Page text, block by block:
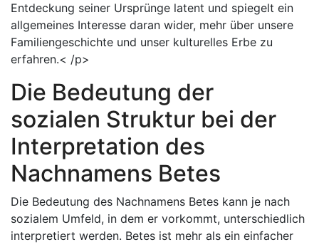
Entdeckung seiner Ursprünge latent und spiegelt ein
allgemeines Interesse daran wider, mehr über unsere
Familiengeschichte und unser kulturelles Erbe zu
erfahren.< /p>
Die Bedeutung der
sozialen Struktur bei der
Interpretation des
Nachnamens Betes
Die Bedeutung des Nachnamens Betes kann je nach
sozialem Umfeld, in dem er vorkommt, unterschiedlich
interpretiert werden. Betes ist mehr als ein einfacher